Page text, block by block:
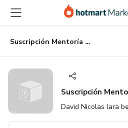
principal
página
de
página
Suscripción Mentoría Rental Profits
Suscripción
David Nicolas lara